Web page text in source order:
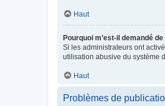
Haut
Pourquoi m’est-il demandé
Si les administrateurs ont
utilisation abusive du système
Haut
Problèmes de